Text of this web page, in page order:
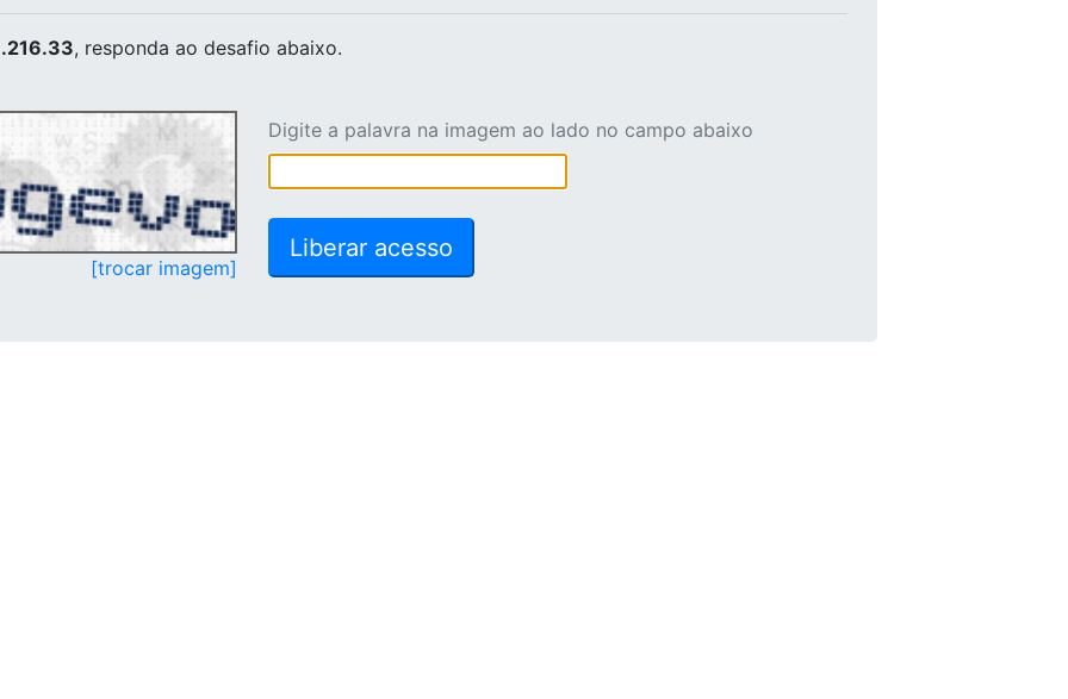
, responda ao desafio abaixo.
[trocar imagem]
Digite a palavra na imagem ao lado no campo abaixo